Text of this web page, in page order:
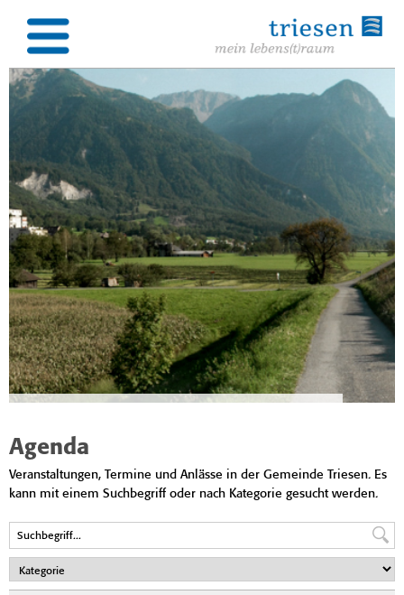
Agenda
Veranstaltungen, Termine und Anlässe in der Gemeinde Triesen. Es
kann mit einem Suchbegriff oder nach Kategorie gesucht werden.